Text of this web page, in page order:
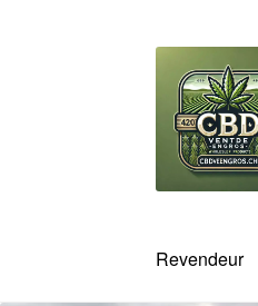
navigation
contenu
Revendeur